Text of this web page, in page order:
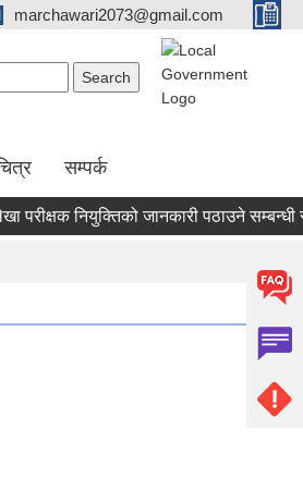
marchawari2073@gmail.com
सम्पर्क
नियुक्तिको जानकारी पठाउने सम्बन्धी